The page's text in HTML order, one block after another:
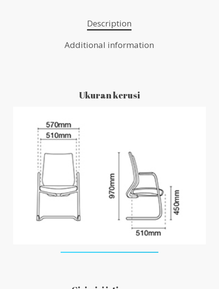
Description
Additional information
Ukuran kerusi